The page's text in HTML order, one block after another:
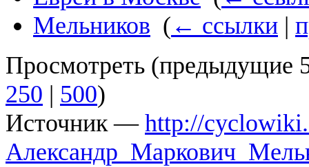
Мельников ( ← ссылки |
Просмотреть (предыдущие
250 | 500)
Источник — http://